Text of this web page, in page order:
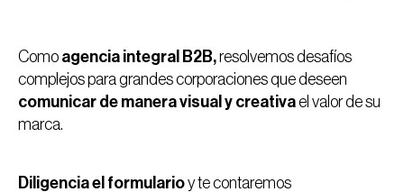
Como agencia integral B2B,resolvemos desafíos
complejos para grandes corporaciones que deseen
comunicar de manera visual y creativael valor de su
marca.
Diligencia el formularioy te contaremos